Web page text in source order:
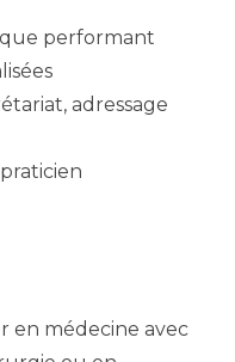
performant
adressage
en médecine avec